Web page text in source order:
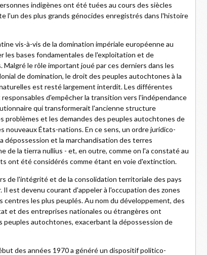
indigènes ont été tuées au cours des siècles
l'un des plus grands génocides enregistrés dans l'histoire
vis-à-vis de la domination impériale européenne au
les bases fondamentales de l'exploitation et de
le rôle important joué par ces derniers dans les
de domination, le droit des peuples autochtones à la
est resté largement interdit. Les différentes
d'empêcher la transition vers l'indépendance
qui transformerait l'ancienne structure
problèmes et les demandes des peuples autochtones de
nouveaux États-nations. En ce sens, un ordre juridico-
dépossession et la marchandisation des terres
de la tierra nullius - et, en outre, comme on l'a constaté au
ont été considérés comme étant en voie d'extinction.
de l'intégrité et de la consolidation territoriale des pays
Il est devenu courant d'appeler à l'occupation des zones
les plus peuplés. Au nom du développement, des
et des entreprises nationales ou étrangères ont
autochtones, exacerbant la dépossession de
des années 1970 a généré un dispositif politico-